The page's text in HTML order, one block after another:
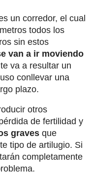
un corredor, el cual
todos los
sin estos
van a ir moviendo
va a resultar un
conllevar una
plazo.
otros
de fertilidad y
graves que
tipo de artilugio. Si
completamente